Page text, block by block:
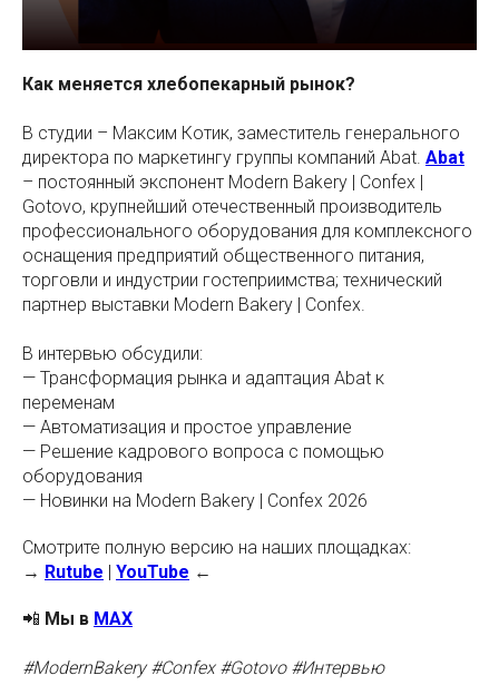
Как меняется хлебопекарный рынок?
В студии – Максим Котик, заместитель генерального
директора по маркетингу группы компаний Abat. Abat
– постоянный экспонент Modern Bakery | Confex |
Gotovo, крупнейший отечественный производитель
профессионального оборудования для комплексного
оснащения предприятий общественного питания,
торговли и индустрии гостеприимства; технический
партнер выставки Modern Bakery | Confex.
В интервью обсудили:
— Трансформация рынка и адаптация Abat к
переменам
— Автоматизация и простое управление
— Решение кадрового вопроса с помощью
оборудования
— Новинки на Modern Bakery | Confex 2026
Смотрите полную версию на наших площадках:
→ Rutube | YouTube ←
📲 Мы в MAX
#ModernBakery #Confex #Gotovo #Интервью